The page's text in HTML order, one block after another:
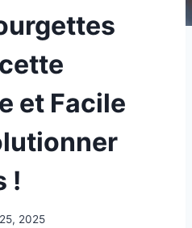
et Facile
!
2025